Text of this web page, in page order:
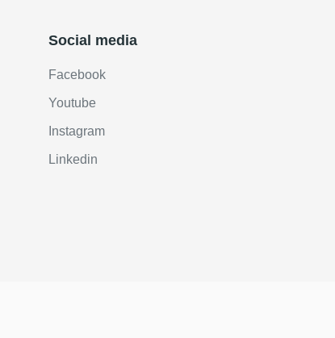
Social media
Facebook
Youtube
Instagram
Linkedin